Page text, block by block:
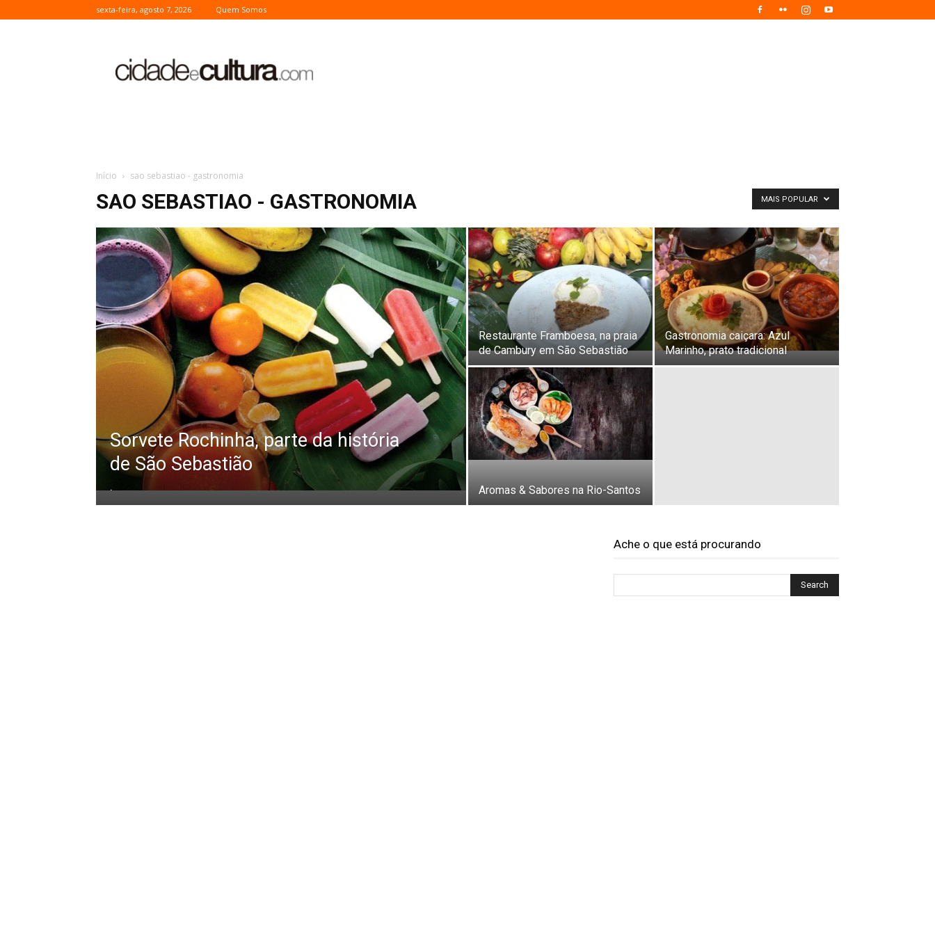
sexta-feira, agosto 7, 2026 Quem Somos
Cultura
Início sao sebastiao - gastronomia
SAO SEBASTIAO - GASTRONOMIA MAIS POPULAR
Sorvete Rochinha, parte da história
de São Sebastião
.
Restaurante Framboesa, na praia
de Cambury em São Sebastião
Gastronomia caiçara: Azul
Marinho, prato tradicional
Aromas & Sabores na Rio-Santos
Ache o que está procurando